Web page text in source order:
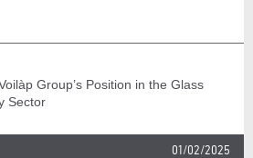
Group’s Position in the Glass
Sector
01/02/2025